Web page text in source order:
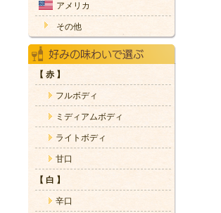
アメリカ
その他
【 赤 】
フルボディ
ミディアムボディ
ライトボディ
甘口
【 白 】
辛口